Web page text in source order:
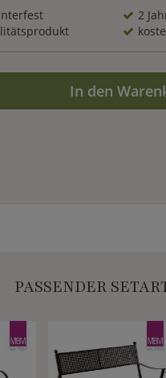
2
In den
PASSENDER